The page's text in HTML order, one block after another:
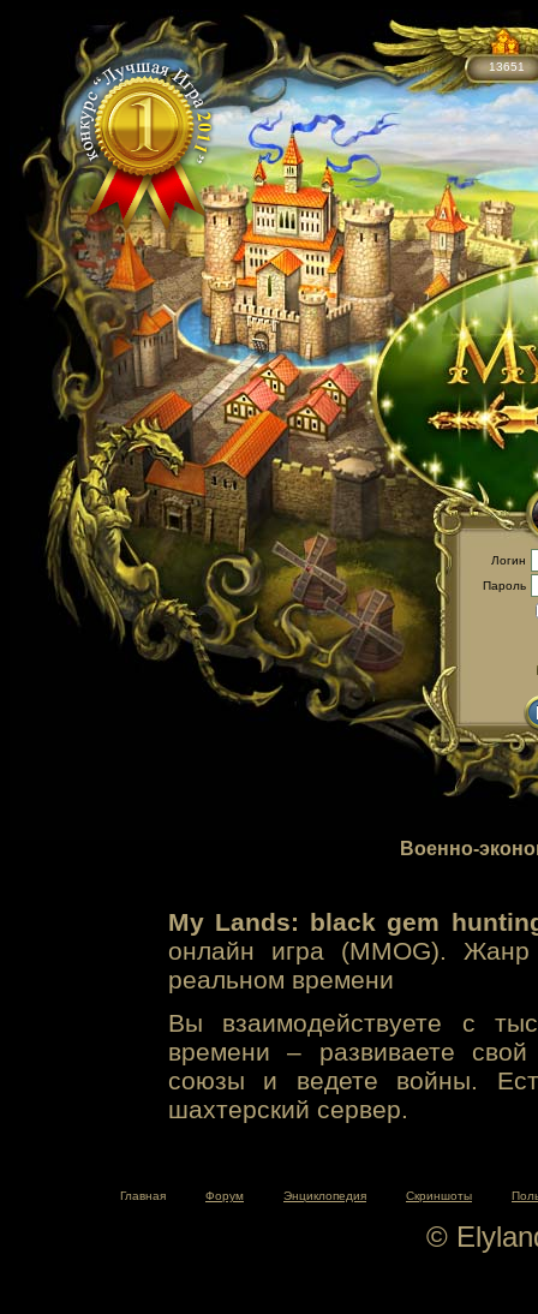
13651
Логин
Пароль
Военно-
My Lands: black gem
онлайн игра (MMOG). Жанр
реальном времени
Вы взаимодействуете с
времени – развиваете свой
союзы и ведете войны.
шахтерский сервер.
Главная Форум Энциклопедия Скриншоты
©